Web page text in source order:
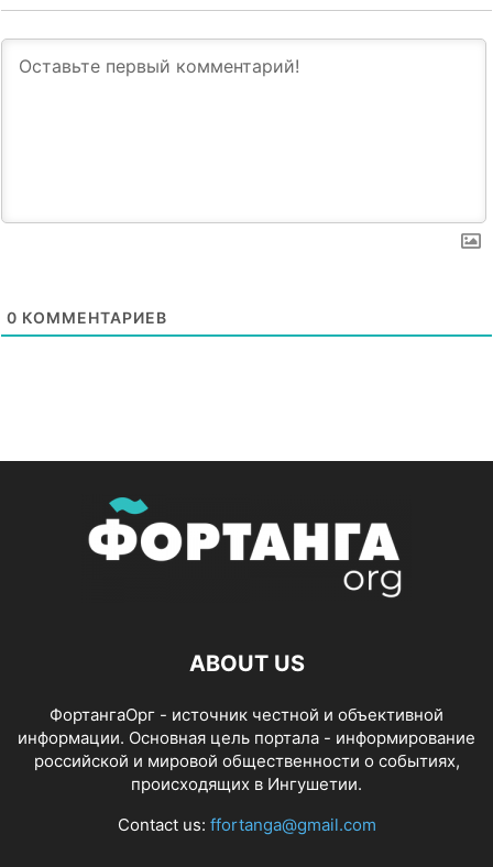
0 КОММЕНТАРИЕВ
ABOUT US
ФортангаОрг - источник честной и объективной
информации. Основная цель портала - информирование
российской и мировой общественности о событиях,
происходящих в Ингушетии.
Contact us: ffortanga@gmail.com